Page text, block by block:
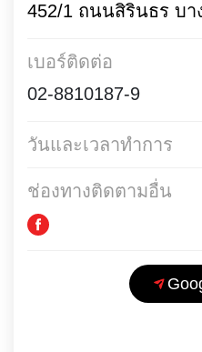
452/1 ถนนสิรินธร บา
เบอร์ติดต่อ
02-8810187-9
วันและเวลาทำการ
ช่องทางติดตามอื่น